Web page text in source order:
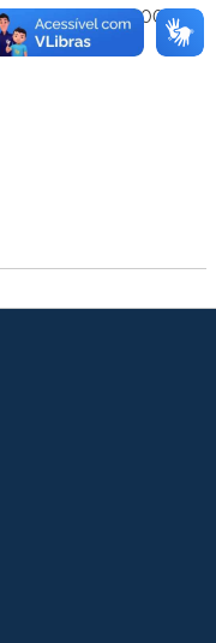
Sexta-feira - 08:00h às